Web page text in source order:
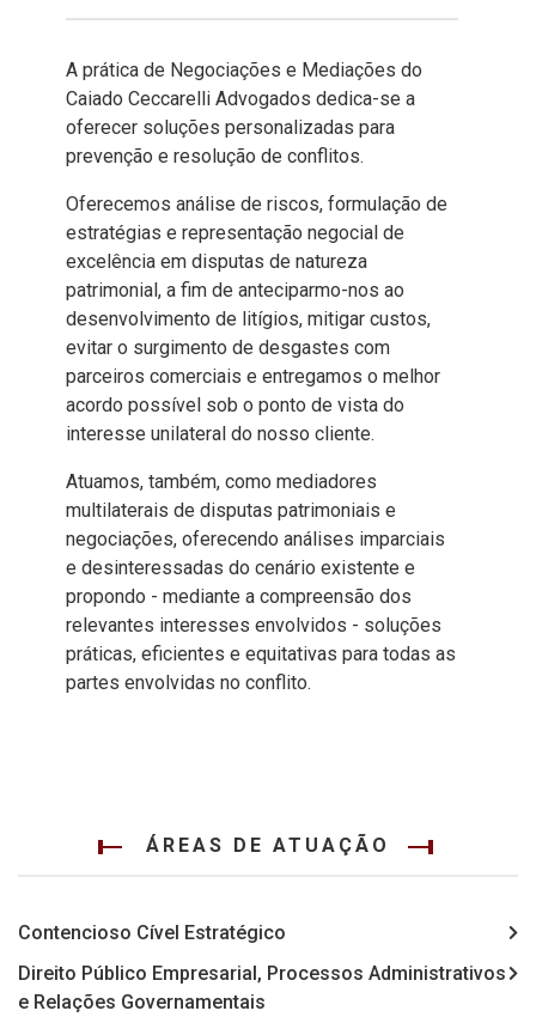
A prática de Negociações e Mediações do
Caiado Ceccarelli Advogados dedica-se a
oferecer soluções personalizadas para
prevenção e resolução de conflitos.
Oferecemos análise de riscos, formulação de
estratégias e representação negocial de
excelência em disputas de natureza
patrimonial, a fim de anteciparmo-nos ao
desenvolvimento de litígios, mitigar custos,
evitar o surgimento de desgastes com
parceiros comerciais e entregamos o melhor
acordo possível sob o ponto de vista do
interesse unilateral do nosso cliente.
Atuamos, também, como mediadores
multilaterais de disputas patrimoniais e
negociações, oferecendo análises imparciais
e desinteressadas do cenário existente e
propondo - mediante a compreensão dos
relevantes interesses envolvidos - soluções
práticas, eficientes e equitativas para todas as
partes envolvidas no conflito.
ÁREAS DE ATUAÇÃO
Contencioso Cível Estratégico
Direito Público Empresarial, Processos Administrativos
e Relações Governamentais